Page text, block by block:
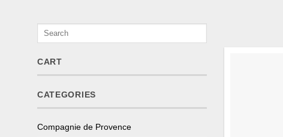
Search
CART
CATEGORIES
Compagnie de Provence